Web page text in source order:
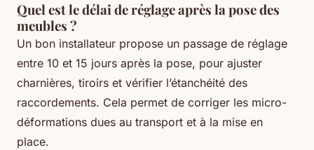
Quel est le délai de réglage après la pose des
meubles ?
Un bon installateur propose un passage de réglage
entre 10 et 15 jours après la pose, pour ajuster
charnières, tiroirs et vérifier l’étanchéité des
raccordements. Cela permet de corriger les micro-
déformations dues au transport et à la mise en
place.